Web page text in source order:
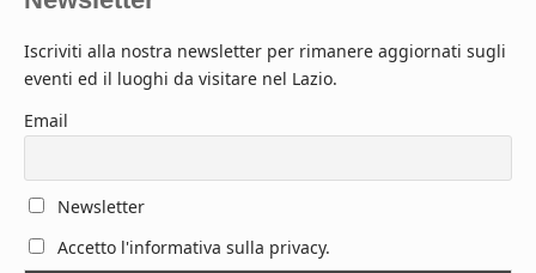
Iscriviti alla nostra newsletter per rimanere aggiornati sugli
eventi ed il luoghi da visitare nel Lazio.
Email
Newsletter
Accetto l'informativa sulla privacy.